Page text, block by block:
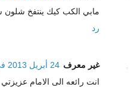
مابي الكب كيك ينتفخ شلون
رد
غير معرف 24 أبريل 2013 في 2:53 ص
انت رائعه الى الامام عزيزتي